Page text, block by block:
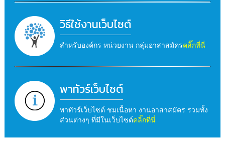
วิธีใช้งานเว็บไซต์
สำหรับองค์กร หน่วยงาน กลุ่มอาสาสมัครคลิ๊กที่นี่
พาทัวร์เว็บไซต์
พาทัวร์เว็บไซต์ ชมเนื้อหา งานอาสาสมัคร รวมทั้ง
ส่วนต่างๆ ที่มีในเว็บไซต์คลิ๊กที่นี่